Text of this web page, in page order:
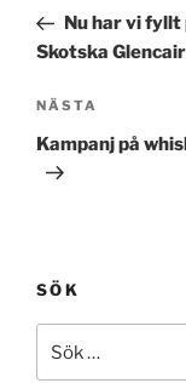
inläggNu har vi
Skotska
Nästa
inlägg
NÄSTA
Kampanj på
SÖK
efter: